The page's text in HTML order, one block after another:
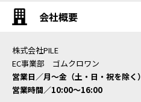
会社概要
株式会社PILE
EC事業部 ゴムクロワン
営業日／月〜金（土・日・祝を除く）
営業時間／10:00〜16:00